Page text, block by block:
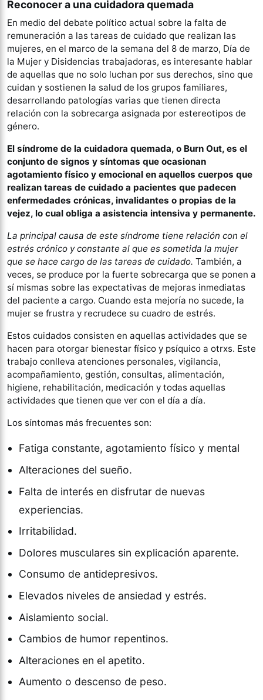
Reconocer a una cuidadora quemada
En medio del debate político actual sobre la falta de
remuneración a las tareas de cuidado que realizan las
mujeres, en el marco de la semana del 8 de marzo, Día de
la Mujer y Disidencias trabajadoras, es interesante hablar
de aquellas que no solo luchan por sus derechos, sino que
cuidan y sostienen la salud de los grupos familiares,
desarrollando patologías varias que tienen directa
relación con la sobrecarga asignada por estereotipos de
género.
El síndrome de la cuidadora quemada, o Burn Out, es el
conjunto de signos y síntomas que ocasionan
agotamiento físico y emocional en aquellos cuerpos que
realizan tareas de cuidado a pacientes que padecen
enfermedades crónicas, invalidantes o propias de la
vejez, lo cual obliga a asistencia intensiva y permanente.
La principal causa de este síndrome tiene relación con el
estrés crónico y constante al que es sometida la mujer
que se hace cargo de las tareas de cuidado. También, a
veces, se produce por la fuerte sobrecarga que se ponen a
sí mismas sobre las expectativas de mejoras inmediatas
del paciente a cargo. Cuando esta mejoría no sucede, la
mujer se frustra y recrudece su cuadro de estrés.
Estos cuidados consisten en aquellas actividades que se
hacen para otorgar bienestar físico y psíquico a otrxs. Este
trabajo conlleva atenciones personales, vigilancia,
acompañamiento, gestión, consultas, alimentación,
higiene, rehabilitación, medicación y todas aquellas
actividades que tienen que ver con el día a día.
Los síntomas más frecuentes son:
Fatiga constante, agotamiento físico y mental
Alteraciones del sueño.
Falta de interés en disfrutar de nuevas
experiencias.
Irritabilidad.
Dolores musculares sin explicación aparente.
Consumo de antidepresivos.
Elevados niveles de ansiedad y estrés.
Aislamiento social.
Cambios de humor repentinos.
Alteraciones en el apetito.
Aumento o descenso de peso.